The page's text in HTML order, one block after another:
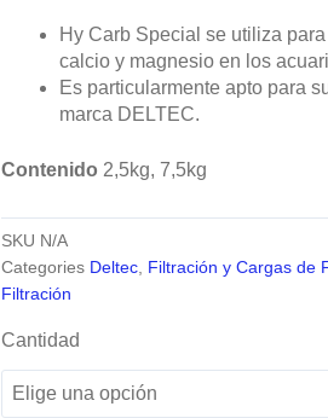
DESDE
18,15€
HASTA
35,10€
Hy Carb Special se utiliza
calcio y magnesio en los
Es particularmente apto para
marca DELTEC.
Contenido 2,5kg, 7,5kg
SKU N/A
Categories Deltec Filtración y Cargas de
Filtración
Cantidad
Aqua
HY
Carb